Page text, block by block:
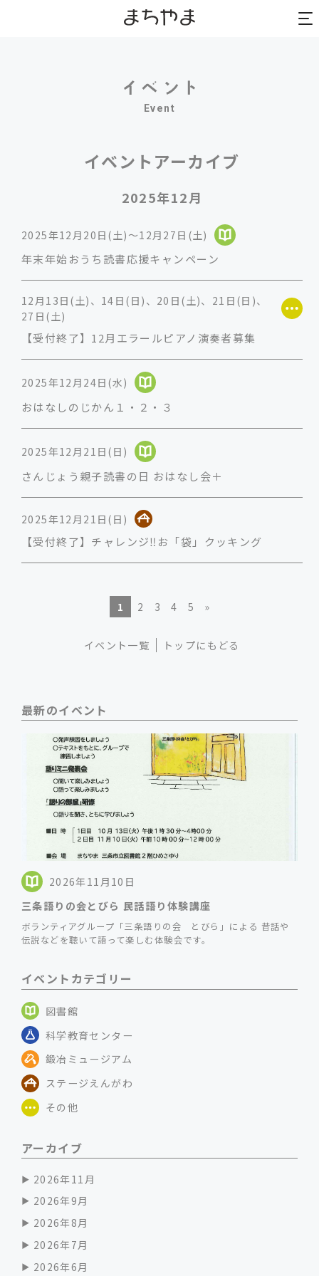
Event
イベントアーカイブ
2025年12月
2025年12月20日(土)～12月27日(土)
年末年始おうち読書応援キャンペーン
12月13日(土)、14日(日)、20日(土)、21日(日)、
27日(土)
【受付終了】12月エラールピアノ演奏者募集
2025年12月24日(水)
おはなしのじかん１・２・３
2025年12月21日(日)
さんじょう親子読書の日 おはなし会＋
2025年12月21日(日)
【受付終了】チャレンジ‼お「袋」クッキング
1 2 3 4 5 »
イベント一覧 トップにもどる
最新のイベント
2026年11月10日
三条語りの会とびら 民話語り体験講座
ボランティアグループ「三条語りの会 とびら」による 昔話や
伝説などを聴いて語って楽しむ体験会です。
イベントカテゴリー
図書館
科学教育センター
鍛冶ミュージアム
ステージえんがわ
その他
アーカイブ
2026年11月
2026年9月
2026年8月
2026年7月
2026年6月